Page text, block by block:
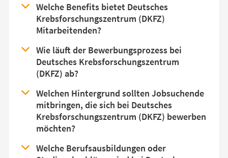
Welche Benefits bietet Deutsches
Krebsforschungszentrum (DKFZ)
Mitarbeitenden?
Wie läuft der Bewerbungsprozess bei
Deutsches Krebsforschungszentrum
(DKFZ) ab?
Welchen Hintergrund sollten Jobsuchende
mitbringen, die sich bei Deutsches
Krebsforschungszentrum (DKFZ) bewerben
möchten?
Welche Berufsausbildungen oder